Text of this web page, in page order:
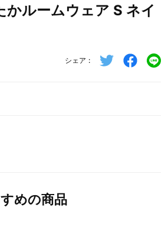
かルームウェア S ネイ
シェア
めの商品